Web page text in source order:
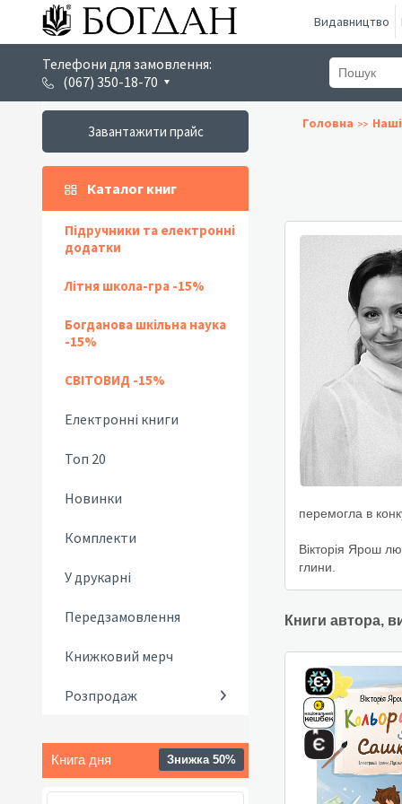
Видавництво
Телефони для замовлення:
(067) 350-18-70
Завантажити прайс
Каталог книг
Підручники та електронні
додатки
Літня школа-гра -15%
Богданова шкільна наука
-15%
СВІТОВИД -15%
Електронні книги
Топ 20
Новинки
Комплекти
У друкарні
Передзамовлення
Книжковий мерч
Розпродаж
Книга дня Знижка 50%
Головна
перемогла в
Вікторія Ярош
глини.
Книги автора,